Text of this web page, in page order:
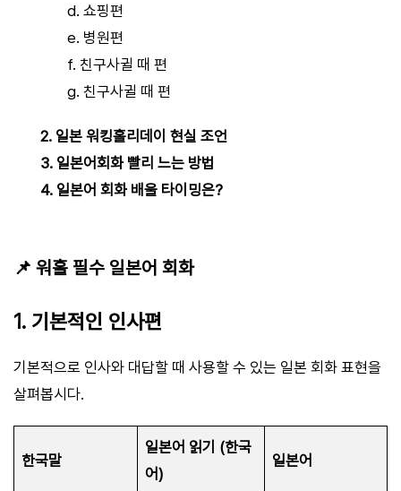
d. 쇼핑편
e. 병원편
f. 친구사귈 때 편
g. 친구사귈 때 편
2. 일본 워킹홀리데이 현실 조언
3. 일본어회화 빨리 느는 방법
4. 일본어 회화 배울 타이밍은?
📌 워홀 필수 일본어 회화
1. 기본적인 인사편
기본적으로 인사와 대답할 때 사용할 수 있는 일본 회화 표현을
살펴봅시다.
한국말
일본어 읽기 (한국
어)
일본어